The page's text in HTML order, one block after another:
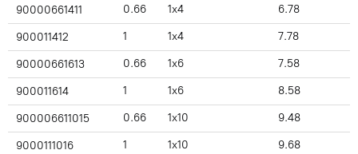
90000661411 0.66 1x4 6.78
900011412 1 1x4 7.78
90000661613 0.66 1x6 7.58
900011614 1 1x6 8.58
900006611015 0.66 1x10 9.48
9000111016 1 1x10 9.68